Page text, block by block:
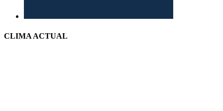
CLIMA ACTUAL